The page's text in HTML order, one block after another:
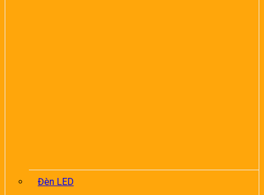
Đèn LED